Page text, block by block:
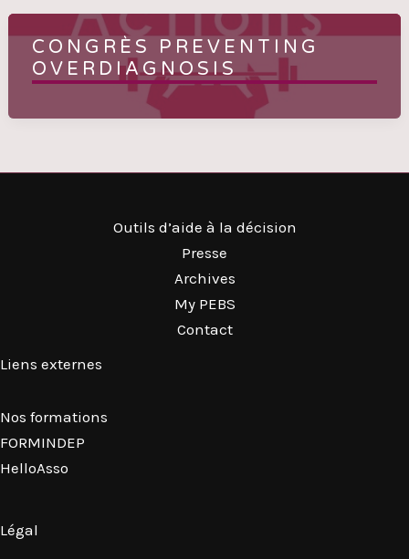
CONGRÈS PREVENTING
OVERDIAGNOSIS
Outils d’aide à la décision
Presse
Archives
My PEBS
Contact
Liens externes
Nos formations
FORMINDEP
HelloAsso
Légal